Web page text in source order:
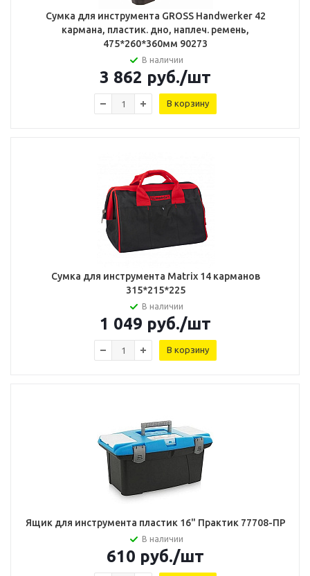
Сумка для инструмента GROSS Handwerker 42
кармана, пластик. дно, наплеч. ремень,
475*260*360мм 90273
В наличии
3 862 руб./шт
В корзину
Сумка для инструмента Matrix 14 карманов
315*215*225
В наличии
1 049 руб./шт
В корзину
Ящик для инструмента пластик 16" Практик 77708-ПР
В наличии
610 руб./шт